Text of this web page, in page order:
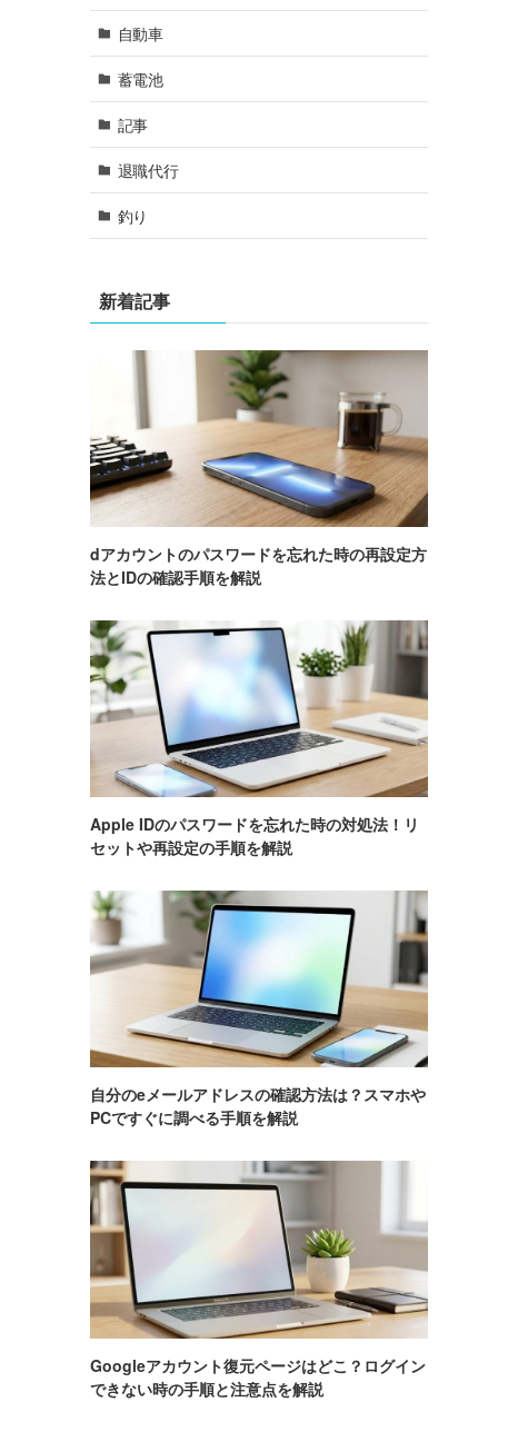
自動車
蓄電池
記事
退職代行
釣り
新着記事
dアカウントのパスワードを忘れた時の再設定方
法とIDの確認手順を解説
Apple IDのパスワードを忘れた時の対処法！リ
セットや再設定の手順を解説
自分のeメールアドレスの確認方法は？スマホや
PCですぐに調べる手順を解説
Googleアカウント復元ページはどこ？ログイン
できない時の手順と注意点を解説